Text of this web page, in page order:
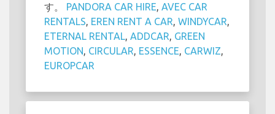
す。 PANDORA CAR HIRE AVEC CAR
RENTALS EREN RENT A CAR WINDYCAR
ETERNAL RENTAL
ADDCAR GREEN
MOTION CIRCULAR ESSENCE CARWIZ
EUROPCAR